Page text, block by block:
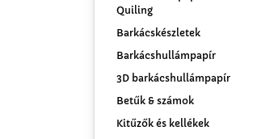
Quiling
Barkácskészletek
Barkácshullámpapír
3D barkácshullámpapír
Betűk & számok
Kitűzők és kellékek